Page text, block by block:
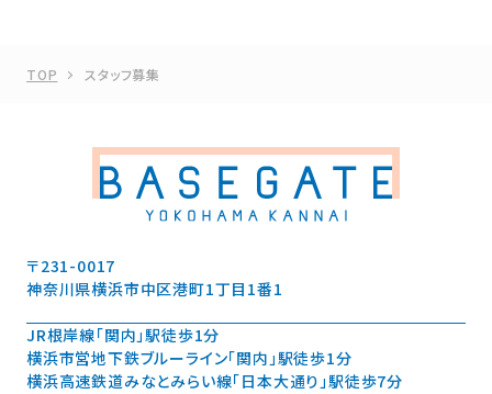
TOP スタッフ募集
〒231-0017
神奈川県横浜市中区港町1丁目1番1
JR根岸線「関内」駅徒歩1分
横浜市営地下鉄ブルーライン「関内」駅徒歩1分
横浜高速鉄道みなとみらい線「日本大通り」駅徒歩7分